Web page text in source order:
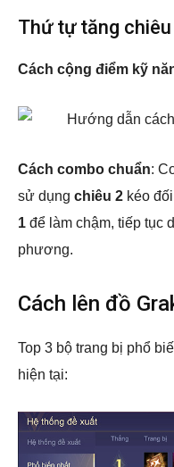
Thứ tự tăng
Cách cộng điểm kỹ
Cách combo chuẩn:
sử dụng chiêu 2 kéo
1 để làm chậm, tiếp tục
phương.
Cách lên đồ
Top 3 bộ trang bị phổ
hiện tại: